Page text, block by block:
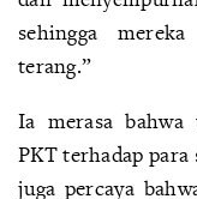
sehingga
terang.”
Ia merasa bahwa
PKT terhadap
juga percaya